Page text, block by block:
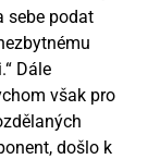
sebe podat
Dále
však pro
došlo k